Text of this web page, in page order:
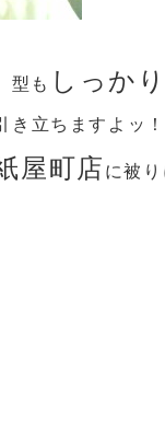
、型も しっかり
き立ちますよッ！
屋町店 に被